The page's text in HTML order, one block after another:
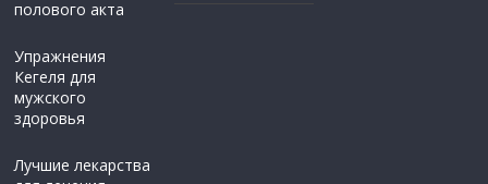
полового акта
Упражнения
Кегеля для
мужского
здоровья
Лучшие лекарства